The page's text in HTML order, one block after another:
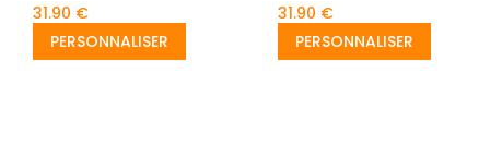
31.90 €
PERSONNALISER
31.90 €
PERSONNALISER